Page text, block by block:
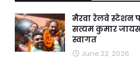
मैरवा रेलवे स्टेशन
सत्यम कुमार
स्वागत
June 22, 2026